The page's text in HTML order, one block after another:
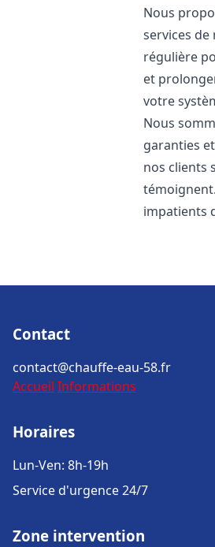
Nous
services
régulière
et
votre
Nous
garanties
nos clients
impatients
Contact
contact@chauffe-eau-58.fr
Accueil Informations
Horaires
Lun-Ven: 8h-19h
Service d'urgence 24/7
Zone intervention